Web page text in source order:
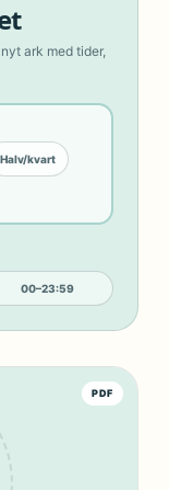
ark med tider,
Halv/kvart
00–23:59
PDF